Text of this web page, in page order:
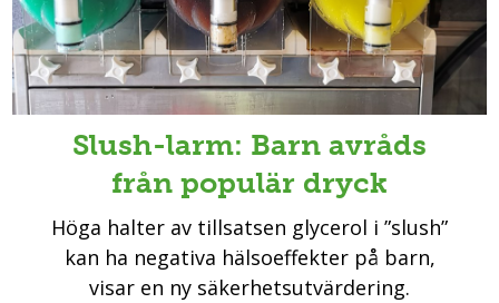
Slush-larm: Barn avråds
från populär dryck
Höga halter av tillsatsen glycerol i ”slush”
kan ha negativa hälsoeffekter på barn,
visar en ny säkerhetsutvärdering.